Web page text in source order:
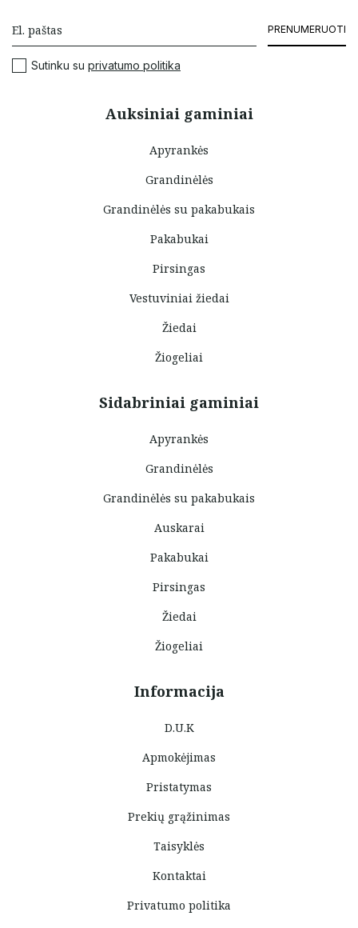
Auksiniai gaminiai
Apyrankės
Grandinėlės
Grandinėlės su pakabukais
Pakabukai
Pirsingas
Vestuviniai žiedai
Žiedai
Žiogeliai
Sidabriniai gaminiai
Apyrankės
Grandinėlės
Grandinėlės su pakabukais
Auskarai
Pakabukai
Pirsingas
Žiedai
Žiogeliai
Informacija
D.U.K
Apmokėjimas
Pristatymas
Prekių grąžinimas
Taisyklės
Kontaktai
Privatumo politika
PRENUMERUOTI
Sutinku su privatumo politika